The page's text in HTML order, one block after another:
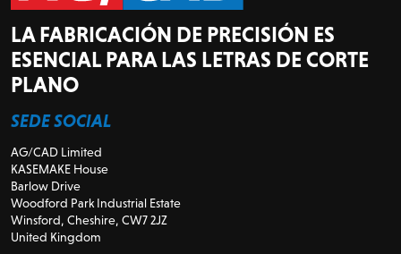
LA FABRICACIÓN DE PRECISIÓN ES
ESENCIAL PARA LAS LETRAS DE CORTE
PLANO
SEDE SOCIAL
AG/CAD Limited
KASEMAKE House
Barlow Drive
Woodford Park Industrial Estate
Winsford, Cheshire, CW7 2JZ
United Kingdom